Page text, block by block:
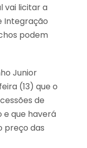
vai licitar a
Integração
podem
Junior
(13) que o
de
e que haverá
preço das